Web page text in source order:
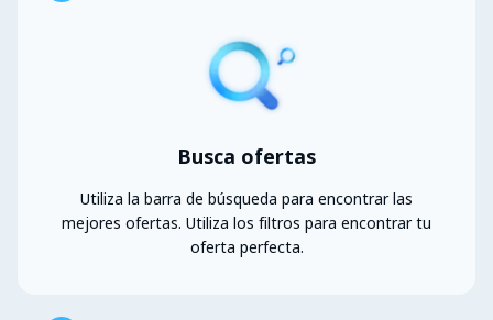
Busca ofertas
Utiliza la barra de búsqueda para encontrar las
mejores ofertas. Utiliza los filtros para encontrar tu
oferta perfecta.